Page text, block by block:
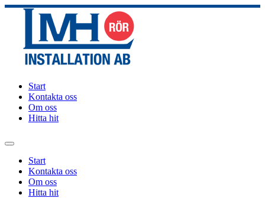
Start
Kontakta oss
Om oss
Hitta hit
Start
Kontakta oss
Om oss
Hitta hit